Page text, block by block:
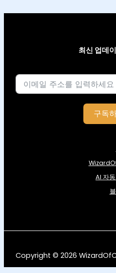
최신 업데
구독
AI 자
Copyright © 2026